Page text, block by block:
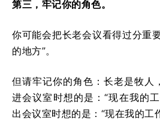
第三，牢记你的角色。
你可能会把长老会议看得过分重
的地方”。
但请牢记你的角色：长老是牧人
进会议室时想的是：“现在我的
出会议室时想的是：“现在我的工